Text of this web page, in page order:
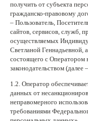
Натуральные
Каталог
Новинки!
Фотофорум
получить от субъекта
гражданско-правовому
– Пользователь,
сайтов, сервисов, служб,
осуществляемых
Светланой Геннадьевной,
состоящего с
законодательством (далее
1.2. Оператор
данных от
неправомерного
требованиями